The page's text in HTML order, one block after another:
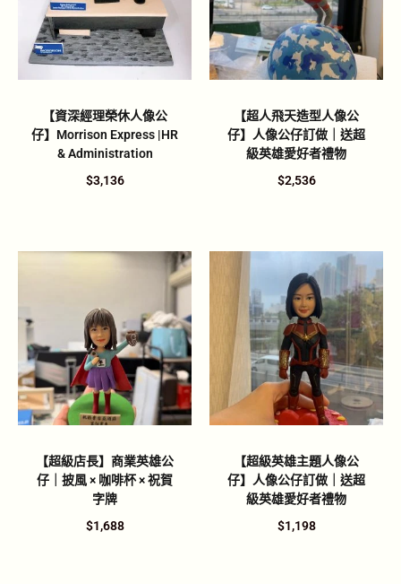
【資深經理榮休人像公
仔】Morrison Express |HR
& Administration
$3,136
【超人飛天造型人像公
仔】人像公仔訂做｜送超
級英雄愛好者禮物
$2,536
【超級店長】商業英雄公
仔｜披風 × 咖啡杯 × 祝賀
字牌
$1,688
【超級英雄主題人像公
仔】人像公仔訂做｜送超
級英雄愛好者禮物
$1,198